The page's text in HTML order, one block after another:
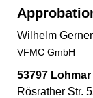
Wilhelm Gerner
VFMC GmbH
53797 Lohmar
Rösrather Str.